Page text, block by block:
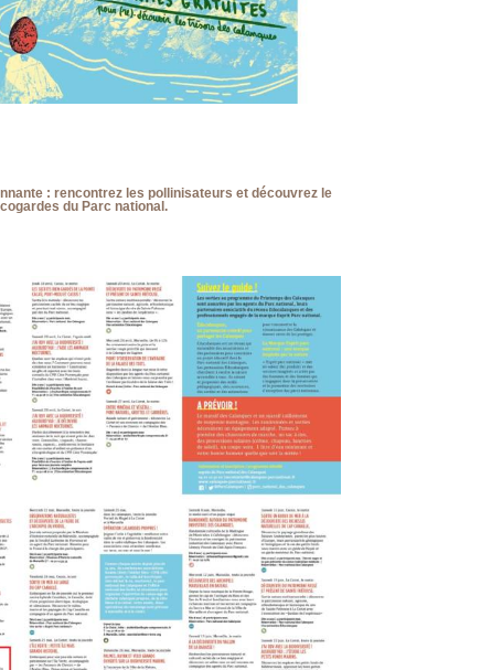
: rencontrez les pollinisateurs et découvrez le
du Parc national.